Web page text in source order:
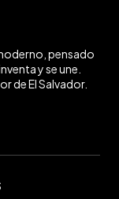
pensado
y se une.
de El Salvador.